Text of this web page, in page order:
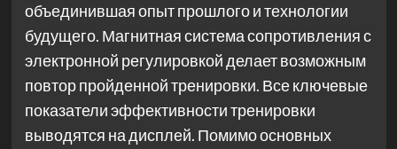
объединившая опыт прошлого и технологии
будущего. Магнитная система сопротивления с
электронной регулировкой делает возможным
повтор пройденной тренировки. Все ключевые
показатели эффективности тренировки
выводятся на дисплей. Помимо основных